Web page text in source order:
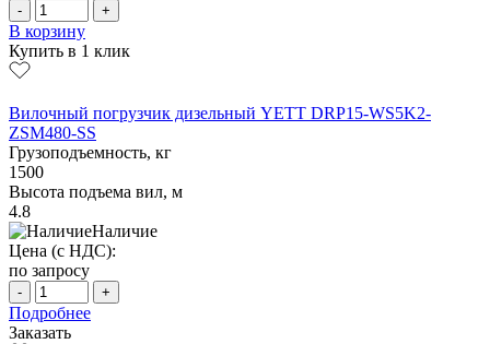
- +
В корзину
Купить в 1 клик
Вилочный погрузчик дизельный YETT DRP15-WS5K2-
ZSM480-SS
Грузоподъемность, кг
1500
Высота подъема вил, м
4.8
Наличие
Цена (с НДС):
по запросу
- +
Подробнее
Заказать